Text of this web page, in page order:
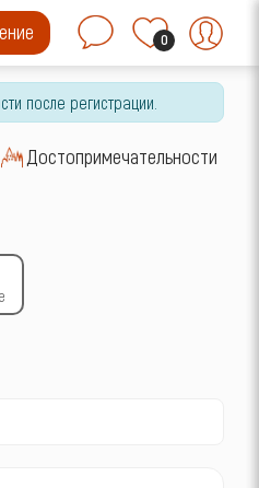
0
после регистрации.
Достопримечательности